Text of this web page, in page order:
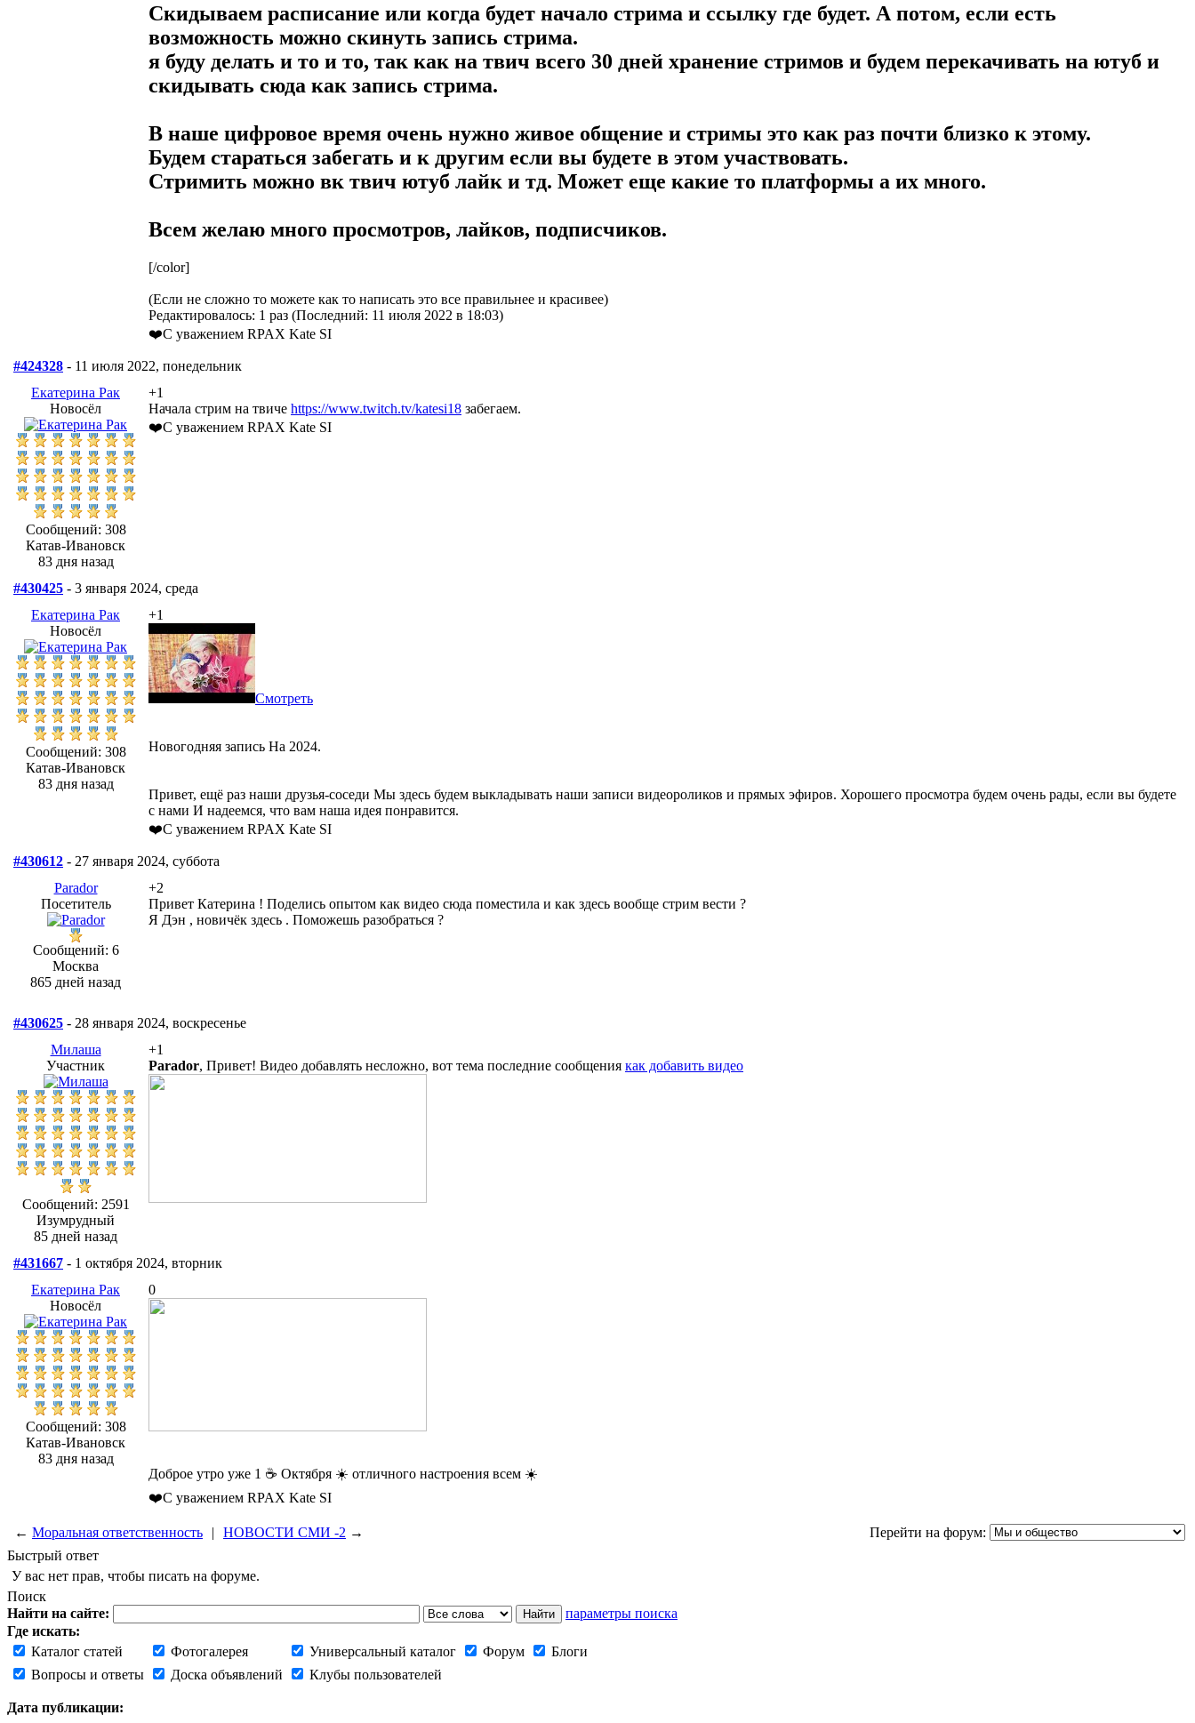
Скидываем расписание или когда будет начало стрима и ссылку где будет. А потом, если есть
возможность можно скинуть запись стрима.
я буду делать и то и то, так как на твич всего 30 дней хранение стримов и будем перекачивать на ютуб и
скидывать сюда как запись стрима.
В наше цифровое время очень нужно живое общение и стримы это как раз почти близко к этому.
Будем стараться забегать и к другим если вы будете в этом участвовать.
Стримить можно вк твич ютуб лайк и тд. Может еще какие то платформы а их много.
Всем желаю много просмотров, лайков, подписчиков.
[/color]
(Если не сложно то можете как то написать это все правильнее и красивее)
Редактировалось: 1 раз (Последний: 11 июля 2022 в 18:03)
❤️С уважением RPAX Kate SI
#424328 - 11 июля 2022, понедельник
Екатерина Рак
Новосёл
Сообщений: 308
Катав-Ивановск
83 дня назад
+1
Начала стрим на твиче https://www.twitch.tv/katesi18 забегаем.
❤️С уважением RPAX Kate SI
#430425 - 3 января 2024, среда
Екатерина Рак
Новосёл
Сообщений: 308
Катав-Ивановск
83 дня назад
+1
Смотреть
Новогодняя запись На 2024.
Привет, ещё раз наши друзья-соседи Мы здесь будем выкладывать наши записи видеороликов и прямых эфиров. Хорошего просмотра будем очень рады, если вы будете
с нами И надеемся, что вам наша идея понравится.
❤️С уважением RPAX Kate SI
#430612 - 27 января 2024, суббота
Parador
Посетитель
Сообщений: 6
Москва
865 дней назад
+2
Привет Катерина ! Поделись опытом как видео сюда поместила и как здесь вообще стрим вести ?
Я Дэн , новичёк здесь . Поможешь разобраться ?
#430625 - 28 января 2024, воскресенье
Милаша
Участник
Сообщений: 2591
Изумрудный
85 дней назад
+1
Parador, Привет! Видео добавлять несложно, вот тема последние сообщения как добавить видео
#431667 - 1 октября 2024, вторник
Екатерина Рак
Новосёл
Сообщений: 308
Катав-Ивановск
83 дня назад
0
Доброе утро уже 1 ☕ Октября ☀️ отличного настроения всем ☀️
❤️С уважением RPAX Kate SI
← Моральная ответственность | НОВОСТИ СМИ -2 →
Перейти на форум:
Быстрый ответ
У вас нет прав, чтобы писать на форуме.
Поиск
Найти на сайте:
параметры поиска
Где искать:
Каталог статей
Фотогалерея Универсальный каталог Форум
Блоги
Вопросы и ответы
Доска объявлений Клубы пользователей
Дата публикации: